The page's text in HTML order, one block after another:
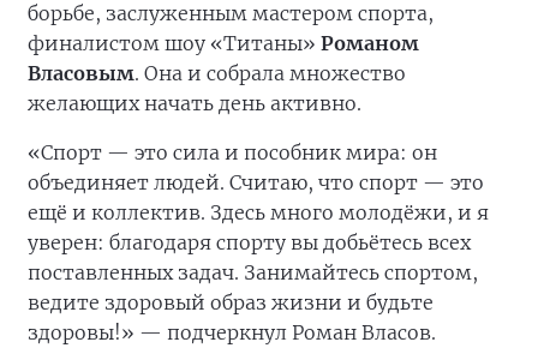
борьбе, заслуженным мастером спорта,
финалистом шоу «Титаны» Романом
Власовым. Она и собрала множество
желающих начать день активно.
«Спорт — это сила и пособник мира: он
объединяет людей. Считаю, что спорт — это
ещё и коллектив. Здесь много молодёжи, и я
уверен: благодаря спорту вы добьётесь всех
поставленных задач. Занимайтесь спортом,
ведите здоровый образ жизни и будьте
здоровы!» — подчеркнул Роман Власов.